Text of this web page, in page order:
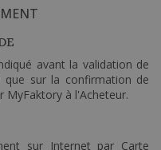
avant la validation de
que sur la confirmation de
MyFaktory à l'Acheteur.
sur Internet par Carte